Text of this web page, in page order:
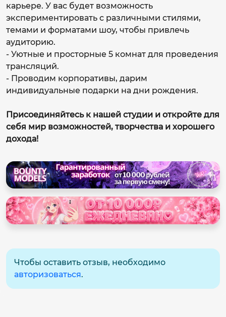
карьере. У вас будет возможность
экспериментировать с различными стилями,
темами и форматами шоу, чтобы привлечь
аудиторию.
- Уютные и просторные 5 комнат для проведения
трансляций.
- Проводим корпоративы, дарим
индивидуальные подарки на дни рождения.
Присоединяйтесь к нашей студии и откройте для
себя мир возможностей, творчества и хорошего
дохода!
Чтобы оставить отзыв, необходимо
авторизоваться.